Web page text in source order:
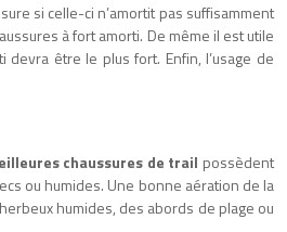
si celle-ci n’amortit pas suffisamment
à fort amorti. De même il est utile
être le plus fort. Enfin, l’usage de
chaussures de trail possèdent
ou humides. Une bonne aération de la
humides, des abords de plage ou